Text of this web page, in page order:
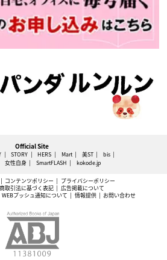
Official Site
STORY HERS Mart 美ST
bis
女性自身 SmartFLASH kokode.jp
コンテンツポリシー
プライバシーポリシー
取引法に基づく表記
広告掲載について
WEBプッシュ通知について 情報提供 お問い合わせ